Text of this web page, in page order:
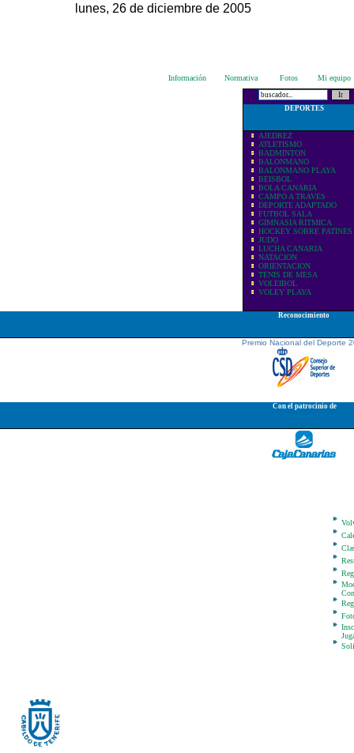
lunes, 26 de diciembre de 2005
Información Normativa Fotos Mi equipo
DEPORTES
AJEDREZ
ATLETISMO
BADMINTON
BALONMANO
BALONMANO PLAYA
BEISBOL
BOLA CANARIA
CAMPO A TRAVES
DEPORTE ADAPTADO
FUTBOL SALA
GIMNASIA RITMICA
HOCKEY SOBRE PATINES
JUDO
LUCHA CANARIA
NATACION
ORIENTACION
TENIS DE MESA
VOLEIBOL
VOLEY PLAYA
Reconocimiento
Premio Nacional del Deporte
Con el patrocinio de